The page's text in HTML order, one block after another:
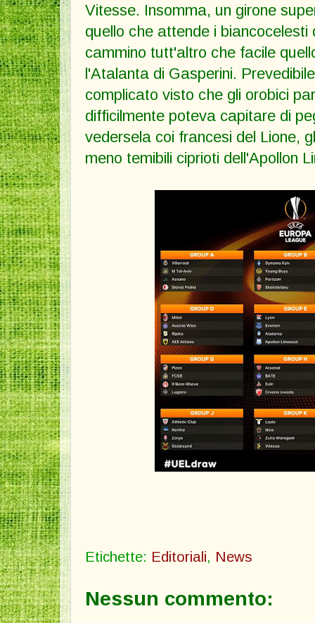
Vitesse. Insomma, un girone
quello che attende i biancocelesti
cammino tutt'altro che facile
l'Atalanta di Gasperini.
complicato visto che gli orobici
difficilmente poteva capitare di
vedersela coi francesi del Lione,
meno temibili ciprioti dell'Apollon
Etichette: Editoriali, News
Nessun commento: